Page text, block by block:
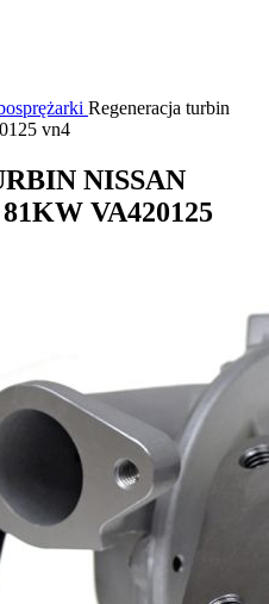
Regeneracja turbin
vn4
NISSAN
VA420125